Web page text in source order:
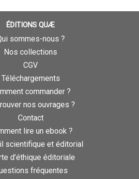
ÉDITIONS QUÆ
sommes-nous ?
Nos collections
CGV
Téléchargements
commander ?
nos ouvrages ?
Contact
lire un ebook ?
scientifique et éditorial
d’éthique éditoriale
fréquentes